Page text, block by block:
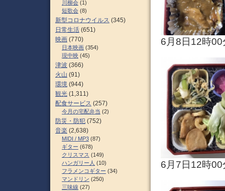
6月8日12時00
6月7日12時00
川柳会 (1)
短歌会 (8)
新型コロナウイルス (345)
日常生活 (651)
映画 (770)
日本映画 (354)
現中映 (45)
津波 (366)
火山 (91)
環境 (944)
観光 (1,311)
配食サービス (257)
今月の宅配弁当 (2)
防災・防犯 (752)
音楽 (2,638)
MIDI / MP3 (87)
ギター (678)
クリスマス (149)
ハンガリー人 (10)
フラメンコギター (34)
マンドリン (250)
三味線 (27)